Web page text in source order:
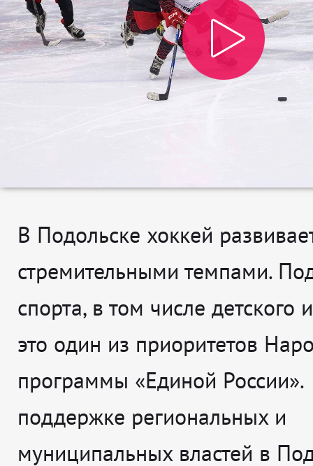
В Подольске хоккей
стремительными темпами.
спорта, в том числе детского
это один из приоритетов
программы «Единой России».
поддержке региональных и
муниципальных властей в